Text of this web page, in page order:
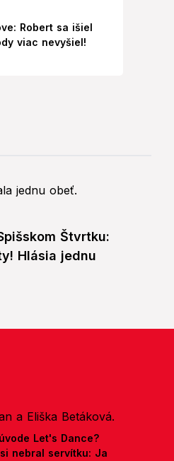
Robert sa išiel
viac nevyšiel!
Štvrtku:
Hlásia jednu
Let's Dance?
nebral servítku: Ja